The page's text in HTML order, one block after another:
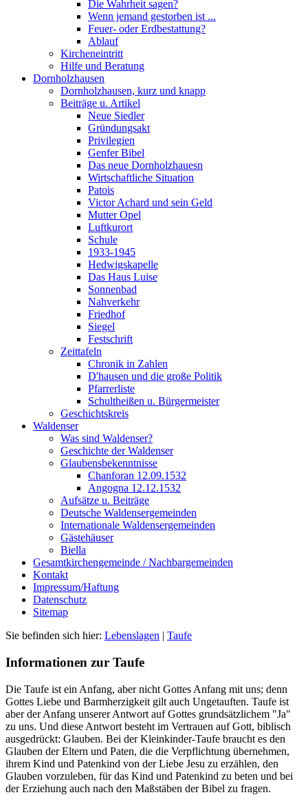
Die Wahrheit sagen?
Wenn jemand gestorben ist ...
Feuer- oder Erdbestattung?
Ablauf
Kircheneintritt
Hilfe und Beratung
Dornholzhausen
Dornholzhausen, kurz und knapp
Beiträge u. Artikel
Neue Siedler
Gründungsakt
Privilegien
Genfer Bibel
Das neue Dornholzhauesn
Wirtschaftliche Situation
Patois
Victor Achard und sein Geld
Mutter Opel
Luftkurort
Schule
1933-1945
Hedwigskapelle
Das Haus Luise
Sonnenbad
Nahverkehr
Friedhof
Siegel
Festschrift
Zeittafeln
Chronik in Zahlen
D'hausen und die große Politik
Pfarrerliste
Schultheißen u. Bürgermeister
Geschichtskreis
Waldenser
Was sind Waldenser?
Geschichte der Waldenser
Glaubensbekenntnisse
Chanforan 12.09.1532
Angogna 12.12.1532
Aufsätze u. Beiträge
Deutsche Waldensergemeinden
Internationale Waldensergemeinden
Gästehäuser
Biella
Gesamtkirchengemeinde / Nachbargemeinden
Kontakt
Impressum/Haftung
Datenschutz
Sitemap
Sie befinden sich hier: Lebenslagen | Taufe
Informationen zur Taufe
Die Taufe ist ein Anfang, aber nicht Gottes Anfang mit uns; denn
Gottes Liebe und Barmherzigkeit gilt auch Ungetauften. Taufe ist
aber der Anfang unserer Antwort auf Gottes grundsätzlichem "Ja"
zu uns. Und diese Antwort besteht im Vertrauen auf Gott, biblisch
ausgedrückt: Glauben. Bei der Kleinkinder-Taufe braucht es den
Glauben der Eltern und Paten, die die Verpflichtung übernehmen,
ihrem Kind und Patenkind von der Liebe Jesu zu erzählen, den
Glauben vorzuleben, für das Kind und Patenkind zu beten und bei
der Erziehung auch nach den Maßstäben der Bibel zu fragen.